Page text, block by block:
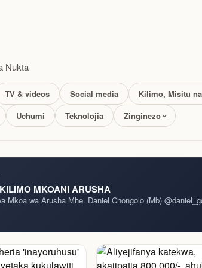
Nukta
TV & videos Social media Kilimo, Misitu
Uchumi Teknolojia Zinginezo
& MAISHA HABARI &
MKOANI ARUSHA
Mkoa wa Arusha Mhe. Daniel Chongolo (Mb)